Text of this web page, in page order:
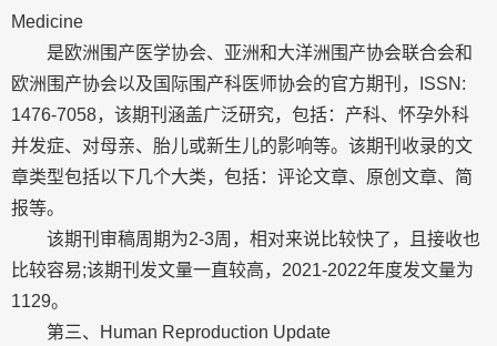
Medicine
是欧洲围产医学协会、亚洲和大洋洲围产协会联合会和
欧洲围产协会以及国际围产科医师协会的官方期刊，ISSN:
1476-7058，该期刊涵盖广泛研究，包括：产科、怀孕外科
并发症、对母亲、胎儿或新生儿的影响等。该期刊收录的文
章类型包括以下几个大类，包括：评论文章、原创文章、简
报等。
该期刊审稿周期为2-3周，相对来说比较快了，且接收也
比较容易;该期刊发文量一直较高，2021-2022年度发文量为
1129。
第三、Human Reproduction Update